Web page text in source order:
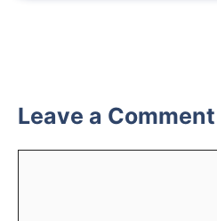
Leave a Comment